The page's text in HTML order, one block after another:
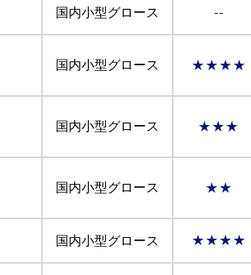
国内小型グロース --
国内小型グロース ★★★★
国内小型グロース ★★★
国内小型グロース ★★
国内小型グロース ★★★★